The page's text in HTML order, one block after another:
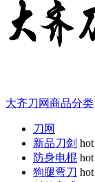
大齐刀网商品分类
刀网
新品刀剑 hot
防身电棍 hot
狗腿弯刀 hot